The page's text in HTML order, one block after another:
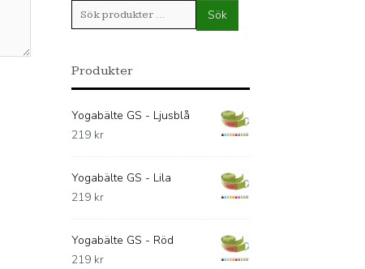
Sök
efter:
Sök
Produkter
Yogabälte GS - Ljusblå
219 kr
Yogabälte GS - Lila
219 kr
Yogabälte GS - Röd
219 kr